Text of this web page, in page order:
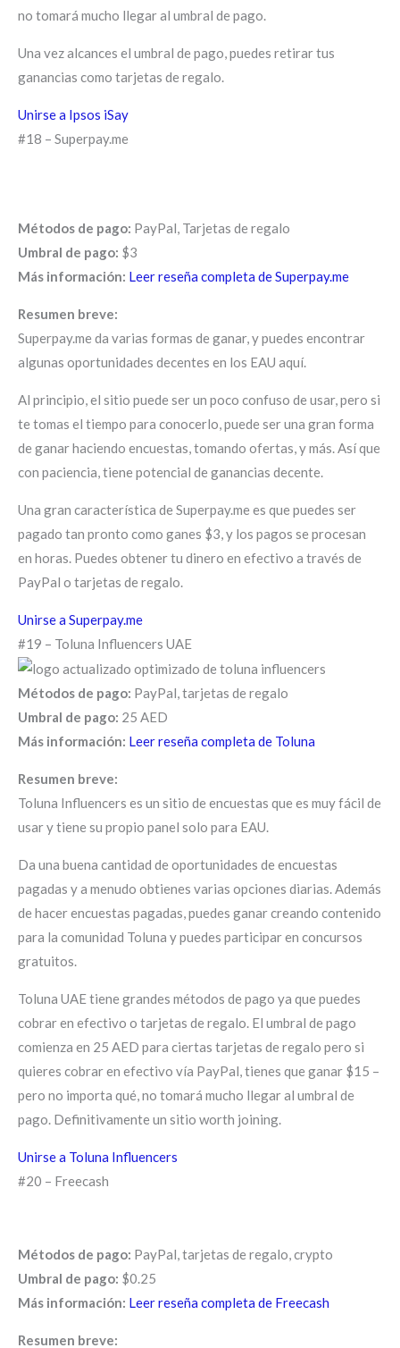
no tomará mucho llegar al umbral de pago.
Una vez alcances el umbral de pago, puedes retirar tus
ganancias como tarjetas de regalo.
Unirse a Ipsos iSay
#18 – Superpay.me
Métodos de pago: PayPal, Tarjetas de regalo
Umbral de pago: $3
Más información: Leer reseña completa de Superpay.me
Resumen breve:
Superpay.me da varias formas de ganar, y puedes encontrar
algunas oportunidades decentes en los EAU aquí.
Al principio, el sitio puede ser un poco confuso de usar, pero si
te tomas el tiempo para conocerlo, puede ser una gran forma
de ganar haciendo encuestas, tomando ofertas, y más. Así que
con paciencia, tiene potencial de ganancias decente.
Una gran característica de Superpay.me es que puedes ser
pagado tan pronto como ganes $3, y los pagos se procesan
en horas. Puedes obtener tu dinero en efectivo a través de
PayPal o tarjetas de regalo.
Unirse a Superpay.me
#19 – Toluna Influencers UAE
Métodos de pago: PayPal, tarjetas de regalo
Umbral de pago: 25 AED
Más información: Leer reseña completa de Toluna
Resumen breve:
Toluna Influencers es un sitio de encuestas que es muy fácil de
usar y tiene su propio panel solo para EAU.
Da una buena cantidad de oportunidades de encuestas
pagadas y a menudo obtienes varias opciones diarias. Además
de hacer encuestas pagadas, puedes ganar creando contenido
para la comunidad Toluna y puedes participar en concursos
gratuitos.
Toluna UAE tiene grandes métodos de pago ya que puedes
cobrar en efectivo o tarjetas de regalo. El umbral de pago
comienza en 25 AED para ciertas tarjetas de regalo pero si
quieres cobrar en efectivo vía PayPal, tienes que ganar $15 –
pero no importa qué, no tomará mucho llegar al umbral de
pago. Definitivamente un sitio worth joining.
Unirse a Toluna Influencers
#20 – Freecash
Métodos de pago: PayPal, tarjetas de regalo, crypto
Umbral de pago: $0.25
Más información: Leer reseña completa de Freecash
Resumen breve: